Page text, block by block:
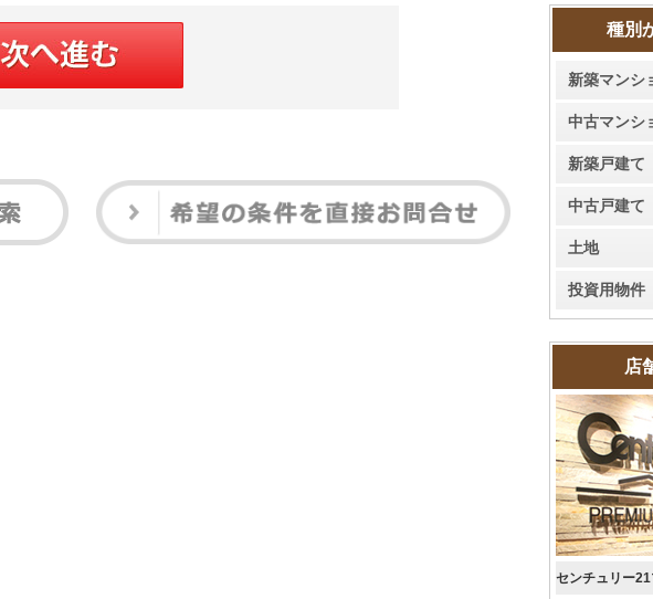
種別
新築マンシ
中古マンシ
新築戸建て
中古戸建て
土地
投資用物件
店
センチュリー